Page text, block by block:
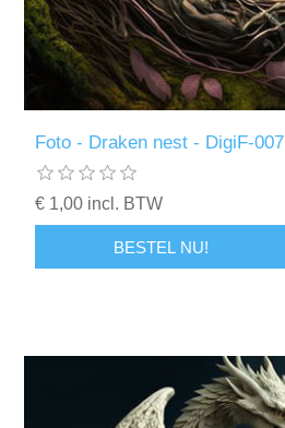
Foto - Draken nest - DigiF-007
€ 1,00 incl. BTW
BESTEL NU!